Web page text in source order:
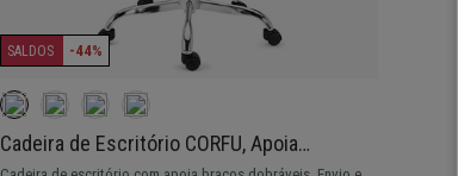
SALDOS -44%
Cadeira de Escritório CORFU, Apoia
Cabeças, Braços Rebatíveis, Design